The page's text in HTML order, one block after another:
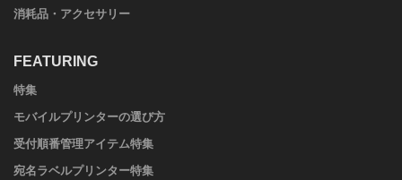
消耗品・アクセサリー
FEATURING
特集
モバイルプリンターの選び方
受付順番管理アイテム特集
宛名ラベルプリンター特集